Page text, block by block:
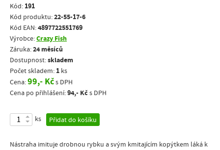
Kód: 191
Kód produktu:22-55-17-6
Kód EAN:4897722551769
Výrobce:Crazy Fish
Záruka:24 měsíců
Dostupnost:skladem
Počet skladem: 1 ks
Cena:99,- Kčs DPH
Cena po přihlášení:94,- Kč s DPH
ks Přidat do košíku
Nástraha imituje drobnou rybku a svým kmitajícím kopýtkem láká k